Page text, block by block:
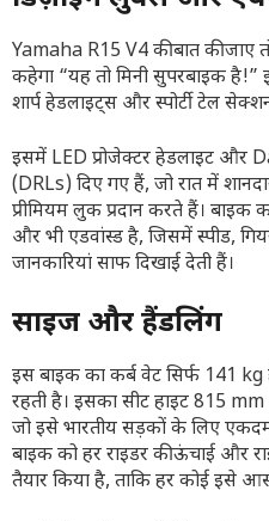
Yamaha R15 V4 की बात की
कहेगा “यह तो मिनी सुपरबाइक है!”
शार्प हेडलाइट्स और स्पोर्टी टेल
इसमें LED प्रोजेक्टर हेडलाइट
(DRLs) दिए गए हैं, जो रात में
प्रीमियम लुक प्रदान करते हैं। बाइक
और भी एडवांस्ड है, जिसमें स्पीड,
जानकारियां साफ दिखाई देती हैं।
साइज और हैंडलिंग
इस बाइक का कर्ब वेट सिर्फ 141
रहती है। इसका सीट हाइट 815
जो इसे भारतीय सड़कों के लिए
बाइक को हर राइडर की ऊंचाई और
तैयार किया है, ताकि हर कोई इसे